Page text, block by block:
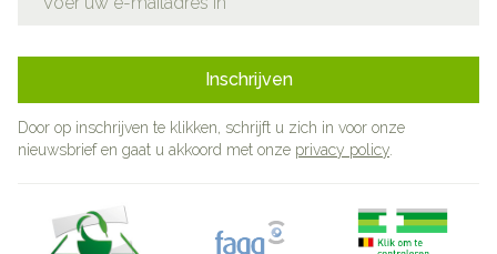
Inschrijven
Door op inschrijven te klikken, schrijft u zich in voor onze
nieuwsbrief en gaat u akkoord met onze privacy policy